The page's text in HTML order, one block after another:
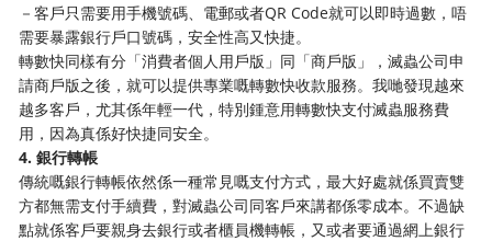
－客戶只需要用手機號碼、電郵或者QR Code就可以即時過數，唔
需要暴露銀行戶口號碼，安全性高又快捷。
轉數快同樣有分「消費者個人用戶版」同「商戶版」，滅蟲公司申
請商戶版之後，就可以提供專業嘅轉數快收款服務。我哋發現越來
越多客戶，尤其係年輕一代，特別鍾意用轉數快支付滅蟲服務費
用，因為真係好快捷同安全。
4. 銀行轉帳
傳統嘅銀行轉帳依然係一種常見嘅支付方式，最大好處就係買賣雙
方都無需支付手續費，對滅蟲公司同客戶來講都係零成本。不過缺
點就係客戶要親身去銀行或者櫃員機轉帳，又或者要通過網上銀行